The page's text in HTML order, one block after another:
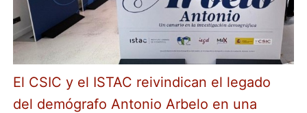
El CSIC y el ISTAC reivindican el legado
del demógrafo Antonio Arbelo en una